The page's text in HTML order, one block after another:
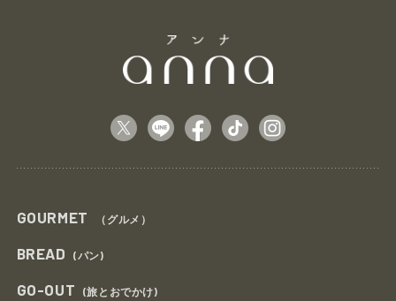
GOURMET （グルメ）
BREAD (パン)
GO-OUT (旅とおでかけ)